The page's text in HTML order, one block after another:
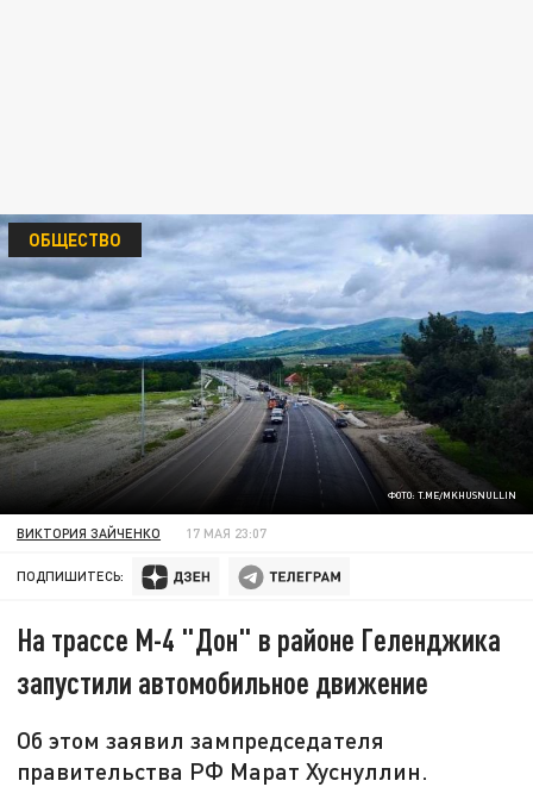
ФОТО: T.ME/MKHUSNULLIN
ОБЩЕСТВО
ВИКТОРИЯ ЗАЙЧЕНКО 17 МАЯ 23:07
ПОДПИШИТЕСЬ:
На трассе М-4 "Дон" в районе Геленджика
запустили автомобильное движение
Об этом заявил зампредседателя
правительства РФ Марат Хуснуллин.